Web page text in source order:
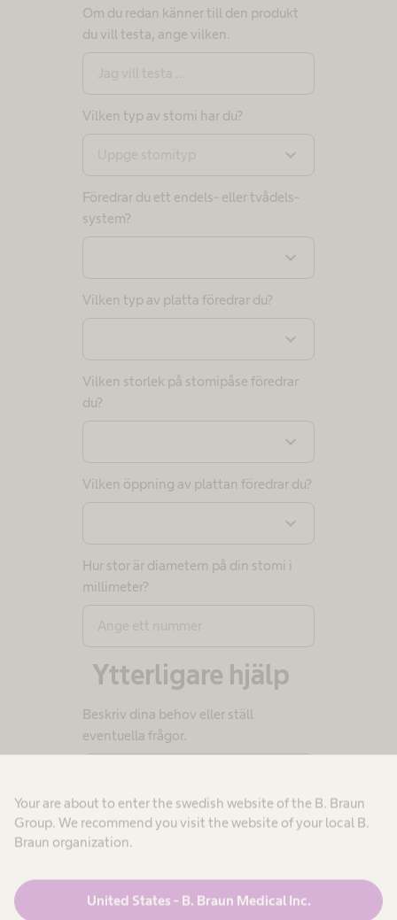
Your are about to enter the swedish website of the B. Braun
Group. We recommend you visit the website of your local B.
Braun organization.
United States - B. Braun Medical Inc.
Om du redan känner till den produkt
du vill testa, ange vilken.
Vilken typ av stomi har du?
expand_more
Föredrar du ett endels- eller tvådels-
system?
expand_more
Vilken typ av platta föredrar du?
expand_more
Vilken storlek på stomipåse föredrar
du?
expand_more
Vilken öppning av plattan föredrar du?
expand_more
Hur stor är diametern på din stomi i
millimeter?
Ytterligare hjälp
Beskriv dina behov eller ställ
eventuella frågor.